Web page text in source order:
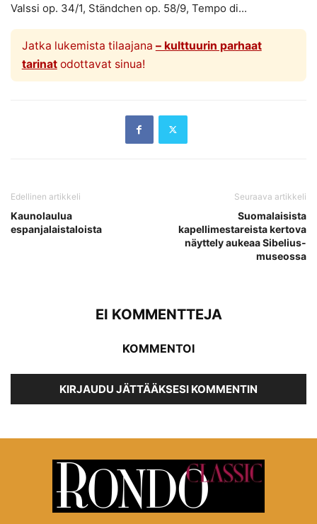
Valssi op. 34/1, Ständchen op. 58/9, Tempo di...
Jatka lukemista tilaajana – kulttuurin parhaat
tarinatodottavat sinua!
Edellinen artikkeli
Kaunolaulua
espanjalaistaloista
Seuraava artikkeli
Suomalaisista
kapellimestareista kertova
näyttely aukeaa Sibelius-
museossa
EI KOMMENTTEJA
KOMMENTOI
KIRJAUDU JÄTTÄÄKSESI KOMMENTIN